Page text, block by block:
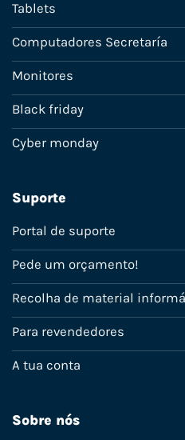
Tablets
Computadores Secretaría
Monitores
Black friday
Cyber monday
Suporte
Portal de suporte
Pede um orçamento!
Recolha de material
Para revendedores
A tua conta
Sobre nós